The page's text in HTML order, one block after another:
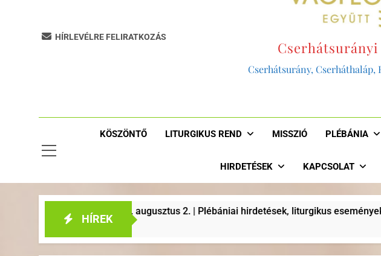
Cserhátsurány, Cserháthaláp,
HÍRLEVÉLRE FELIRATKOZÁS
KÖSZÖNTŐ LITURGIKUS REND MISSZIÓ PLÉBÁNIA
HIRDETÉSEK KAPCSOLAT
HÍREK
2. | Plébániai hirdetések, liturgikus események “AKKOR